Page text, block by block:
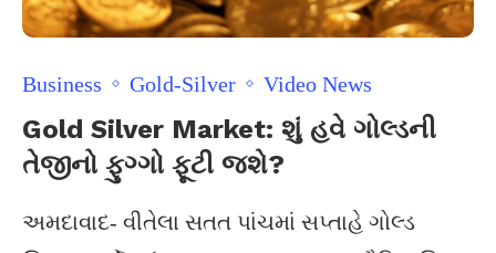
Business Gold-Silver Video News
Gold Silver Market: શું હવે ગોલ્ડની
તેજીનો ફુગ્ગો ફૂટી જશે?
અમદાવાદ- વીતેલા સતત પાંચમાં સપ્તાહે ગોલ્ડ